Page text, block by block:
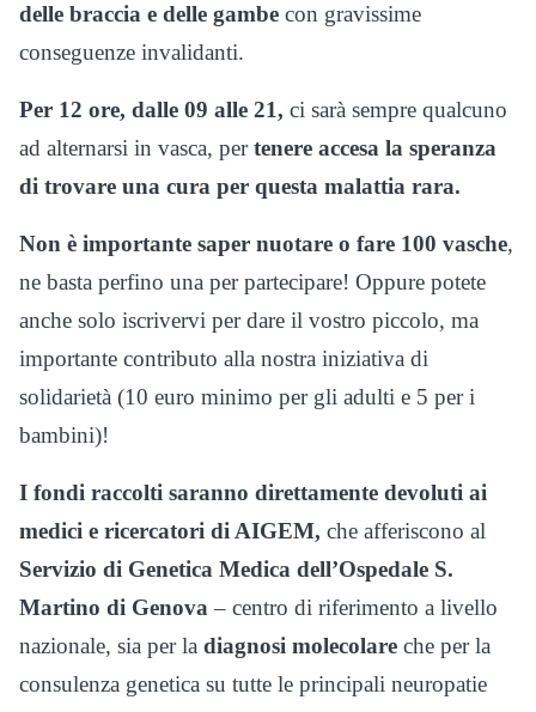
delle braccia e delle gambe con gravissime
conseguenze invalidanti.
Per 12 ore, dalle 09 alle 21, ci sarà sempre qualcuno
ad alternarsi in vasca, pertenere accesa la speranza
di trovare una cura per questa malattia rara.
Non è importante saper nuotare o fare 100 vasche,
ne basta perfino una per partecipare! Oppure potete
anche solo iscrivervi per dare il vostro piccolo, ma
importante contributo alla nostra iniziativa di
solidarietà (10 euro minimo per gli adulti e 5 per i
bambini)!
I fondi raccolti saranno direttamente devoluti ai
medici e ricercatori di AIGEM, che afferiscono al
Servizio di Genetica Medica dell’Ospedale S.
Martino di Genova– centro di riferimento a livello
nazionale, sia per la diagnosi molecolare che per la
consulenza genetica su tutte le principali neuropatie